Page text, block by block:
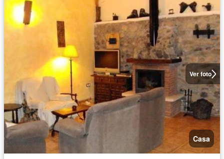
Ver foto
Casa